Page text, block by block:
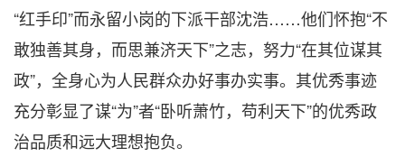
“红手印”而永留小岗的下派干部沈浩……他们怀抱“不
敢独善其身，而思兼济天下”之志，努力“在其位谋其
政”，全身心为人民群众办好事办实事。其优秀事迹
充分彰显了谋“为”者“卧听萧竹，苟利天下”的优秀政
治品质和远大理想抱负。